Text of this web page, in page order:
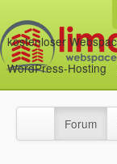
kostenloser
WordPress-Hosting
Forum